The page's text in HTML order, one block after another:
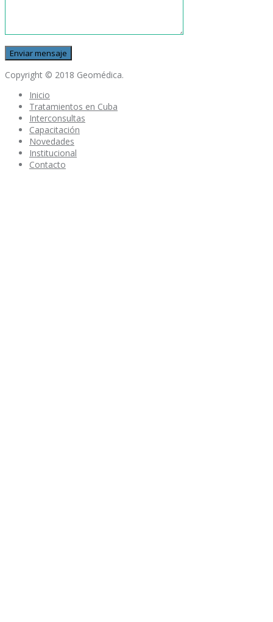
Copyright © 2018 Geomédica.
Inicio
Tratamientos en Cuba
Interconsultas
Capacitación
Novedades
Institucional
Contacto